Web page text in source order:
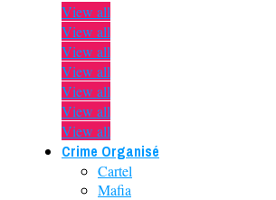
View all
View all
View all
View all
View all
View all
View all
Crime Organisé
Cartel
Mafia